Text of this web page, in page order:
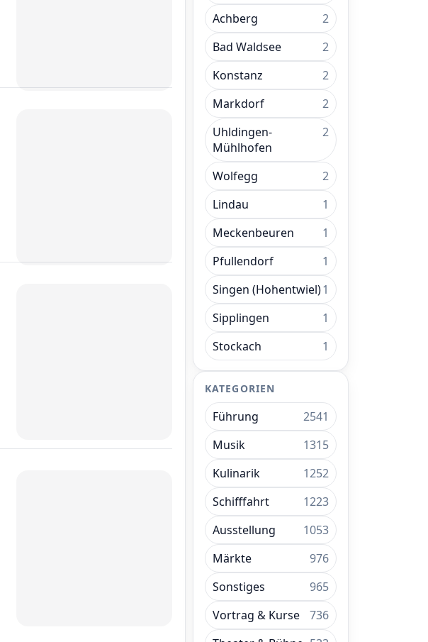
Achberg
2
Bad Waldsee
2
Konstanz
2
Markdorf
2
Uhldingen-
Mühlhofen
2
Wolfegg
2
Lindau
1
Meckenbeuren
1
Pfullendorf
1
Singen (Hohentwiel)1
Sipplingen
1
Stockach
1
KATEGORIEN
Führung
2541
Musik
1315
Kulinarik
1252
Schifffahrt
1223
Ausstellung
1053
Märkte
976
Sonstiges
965
Vortrag & Kurse
736